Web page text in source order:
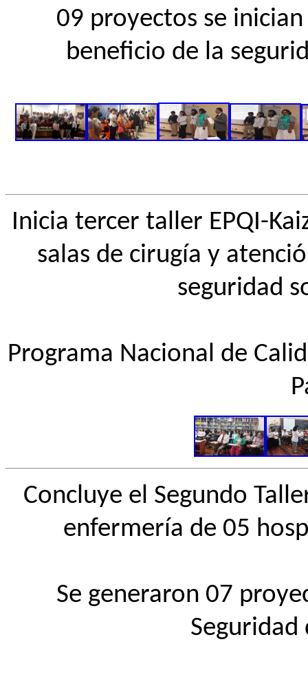
09 proyectos se
beneficio de la
Inicia tercer taller EPQI-
salas de cirugía y
seguridad
Programa Nacional de
Concluye el Segundo
enfermería de 05
Se generaron 07
Seguridad